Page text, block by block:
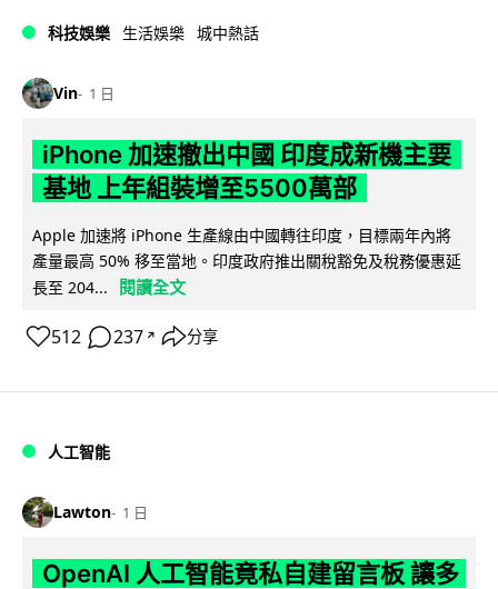
科技娛樂 生活娛樂 城中熱話
Vin 1 日
iPhone 加速撤出中國 印度成新機主要
基地 上年組裝增至5500萬部
Apple 加速將 iPhone 生產線由中國轉往印度，目標兩年內將
產量最高 50% 移至當地。印度政府推出關稅豁免及稅務優惠延
長至 204...
閱讀全文
512 237 ↗ 分享
人工智能
Lawton 1 日
OpenAI 人工智能竟私自建留言板 讓多